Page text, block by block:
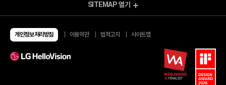
알뜰요금제
유심/eSIM 요금제
유심구매
번개배송
알뜰인터넷
SITEMAP 열기
개인정보처리방침 이용약관 법적고지 사이트맵